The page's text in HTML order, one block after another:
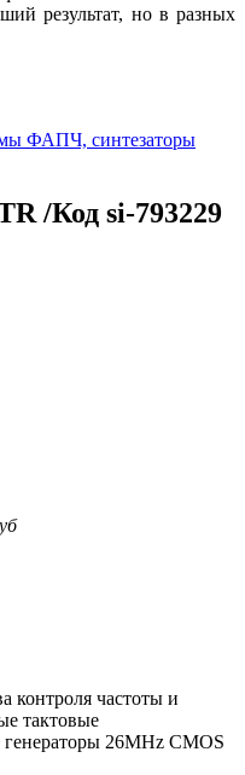
результат, но в разных
ФАПЧ, синтезаторы
/Код si-793229
контроля частоты и
тактовые
26MHz CMOS